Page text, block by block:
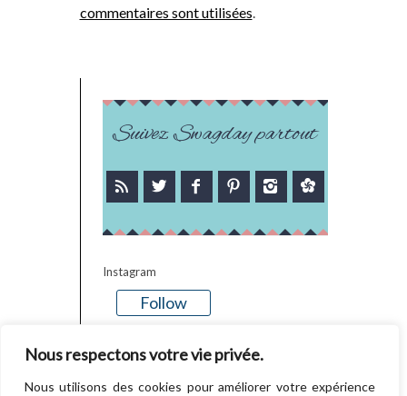
Nous respectons votre vie privée.
Nous utilisons des cookies pour améliorer votre expérience
commentaires sont utilisées
Suivez Swagday partout
Instagram
Follow